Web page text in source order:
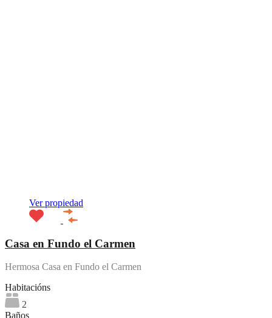
Ver propiedad
Casa en Fundo el Carmen
Hermosa Casa en Fundo el Carmen
Habitacións
2
Baños